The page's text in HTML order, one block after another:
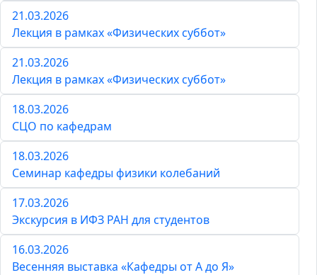
21.03.2026
Лекция в рамках «Физических суббот»
21.03.2026
Лекция в рамках «Физических суббот»
18.03.2026
СЦО по кафедрам
18.03.2026
Семинар кафедры физики колебаний
17.03.2026
Экскурсия в ИФЗ РАН для студентов
16.03.2026
Весенняя выставка «Кафедры от А до Я»